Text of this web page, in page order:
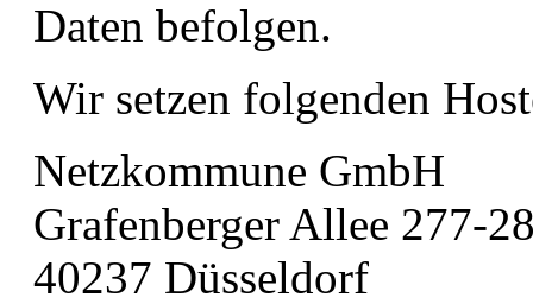
Daten befolgen.
Wir setzen folgenden
Netzkommune GmbH
Grafenberger Allee 277-
40237 Düsseldorf